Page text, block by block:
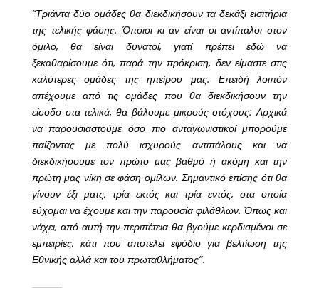
“Τριάντα δύο ομάδες θα διεκδικήσουν τα δεκάξι εισιτήρια
της τελικής φάσης. Όποιοι κι αν είναι οι αντίπαλοι στον
όμιλο, θα είναι δυνατοί, γιατί πρέπει εδώ να
ξεκαθαρίσουμε ότι, παρά την πρόκριση, δεν είμαστε στις
καλύτερες ομάδες της ηπείρου μας. Επειδή λοιπόν
απέχουμε από τις ομάδες που θα διεκδικήσουν την
είσοδο στα τελικά, θα βάλουμε μικρούς στόχους: Αρχικά
να παρουσιαστούμε όσο πιο ανταγωνιστικοί μπορούμε
παίζοντας με πολύ ισχυρούς αντιπάλους και να
διεκδικήσουμε τον πρώτο μας βαθμό ή ακόμη και την
πρώτη μας νίκη σε φάση ομίλων. Σημαντικό επίσης ότι θα
γίνουν έξι ματς, τρία εκτός και τρία εντός, στα οποία
εύχομαι να έχουμε και την παρουσία φιλάθλων. Όπως και
νάχει, από αυτή την περιπέτεια θα βγούμε κερδισμένοι σε
εμπειρίες, κάτι που αποτελεί εφόδιο για βελτίωση της
Εθνικής αλλά και του πρωταθλήματος”.